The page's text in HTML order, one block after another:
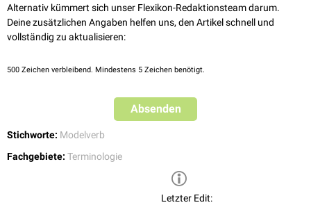
Alternativ kümmert sich unser Flexikon-Redaktionsteam darum.
Deine zusätzlichen Angaben helfen uns, den Artikel schnell und
vollständig zu aktualisieren:
500 Zeichen verbleibend. Mindestens 5 Zeichen benötigt.
Absenden
Stichworte: Modelverb
Fachgebiete: Terminologie
Letzter Edit: